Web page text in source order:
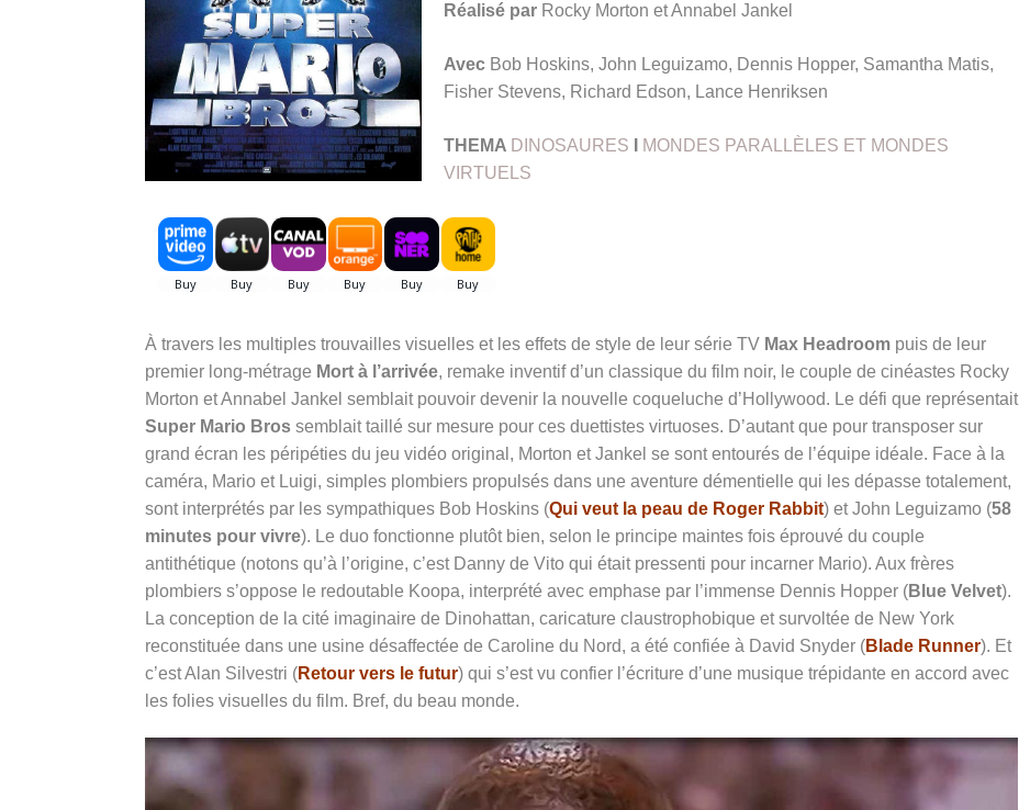
Réalisé par Rocky Morton et Annabel Jankel
Avec Bob Hoskins, John Leguizamo, Dennis Hopper, Samantha Matis,
Fisher Stevens, Richard Edson, Lance Henriksen
THEMA DINOSAURES
MONDES PARALLÈLES ET MONDES
VIRTUELS
À travers les multiples trouvailles visuelles et les effets de style de leur série TV Max Headroom puis de leur
premier long-métrage Mort à l’arrivée, remake inventif d’un classique du film noir, le couple de cinéastes Rocky
Morton et Annabel Jankel semblait pouvoir devenir la nouvelle coqueluche d’Hollywood. Le défi que représentait
Super Mario Bros semblait taillé sur mesure pour ces duettistes virtuoses. D’autant que pour transposer sur
grand écran les péripéties du jeu vidéo original, Morton et Jankel se sont entourés de l’équipe idéale. Face à la
caméra, Mario et Luigi, simples plombiers propulsés dans une aventure démentielle qui les dépasse totalement,
sont interprétés par les sympathiques Bob Hoskins (Qui veut la peau de Roger Rabbit) et John Leguizamo (58
minutes pour vivre). Le duo fonctionne plutôt bien, selon le principe maintes fois éprouvé du couple
antithétique (notons qu’à l’origine, c’est Danny de Vito qui était pressenti pour incarner Mario). Aux frères
plombiers s’oppose le redoutable Koopa, interprété avec emphase par l’immense Dennis Hopper (Blue Velvet).
La conception de la cité imaginaire de Dinohattan, caricature claustrophobique et survoltée de New York
reconstituée dans une usine désaffectée de Caroline du Nord, a été confiée à David Snyder (Blade Runner). Et
c’est Alan Silvestri (Retour vers le futur) qui s’est vu confier l’écriture d’une musique trépidante en accord avec
les folies visuelles du film. Bref, du beau monde.